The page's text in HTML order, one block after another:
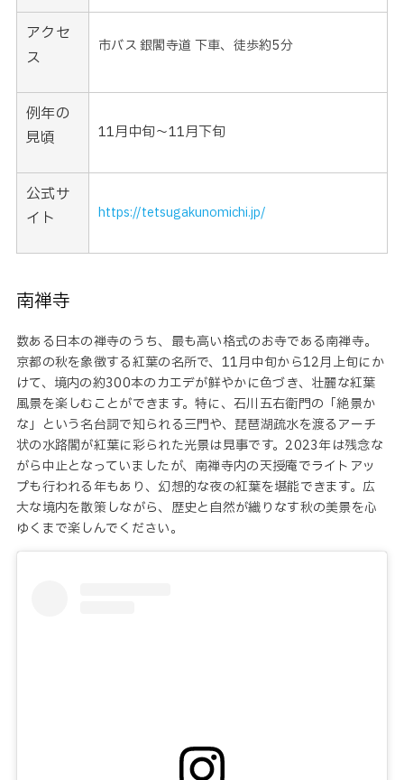
アクセ
ス
市バス 銀閣寺道 下車、徒歩約5分
例年の
見頃
11月中旬〜11月下旬
公式サ
イト
https://tetsugakunomichi.jp/
南禅寺
数ある日本の禅寺のうち、最も高い格式のお寺である南禅寺。
京都の秋を象徴する紅葉の名所で、11月中旬から12月上旬にか
けて、境内の約300本のカエデが鮮やかに色づき、壮麗な紅葉
風景を楽しむことができます。特に、石川五右衛門の「絶景か
な」という名台詞で知られる三門や、琵琶湖疏水を渡るアーチ
状の水路閣が紅葉に彩られた光景は見事です。2023年は残念な
がら中止となっていましたが、南禅寺内の天授庵でライトアッ
プも行われる年もあり、幻想的な夜の紅葉を堪能できます。広
大な境内を散策しながら、歴史と自然が織りなす秋の美景を心
ゆくまで楽しんでください。